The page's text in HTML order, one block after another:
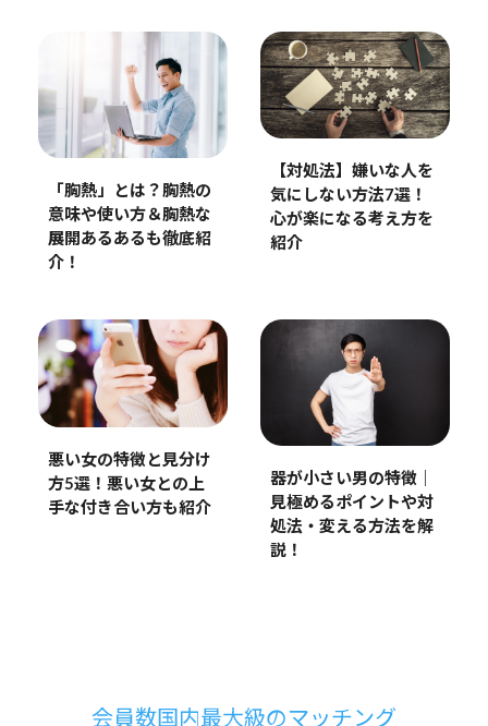
「胸熱」とは？胸熱の
意味や使い方＆胸熱な
展開あるあるも徹底紹
介！
【対処法】嫌いな人を
気にしない方法7選！
心が楽になる考え方を
紹介
悪い女の特徴と見分け
方5選！悪い女との上
手な付き合い方も紹介
器が小さい男の特徴｜
見極めるポイントや対
処法・変える方法を解
説！